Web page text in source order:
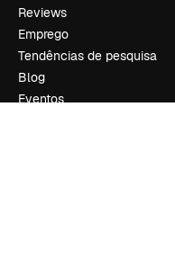
Reviews
Emprego
Tendências de pesquisa
Blog
Eventos